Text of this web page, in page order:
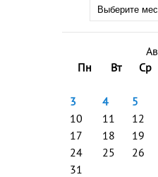
Пн
Вт Ср
3
4 5
10
11 12
17
18 19
24
25 26
31